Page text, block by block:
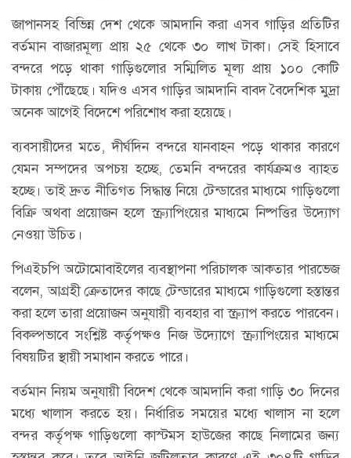
জাপানসহ বিভিন্ন দেশ থেকে আমদানি করা এসব গাড়ির প্রতিটির
বর্তমান বাজারমূল্য প্রায় ২৫ থেকে ৩০ লাখ টাকা। সেই হিসাবে
বন্দরে পড়ে থাকা গাড়িগুলোর সম্মিলিত মূল্য প্রায় ১০০ কোটি
টাকায় পৌঁছেছে। যদিও এসব গাড়ির আমদানি বাবদ বৈদেশিক মুদ্রা
অনেক আগেই বিদেশে পরিশোধ করা হয়েছে।
ব্যবসায়ীদের মতে, দীর্ঘদিন বন্দরে যানবাহন পড়ে থাকার কারণে
যেমন সম্পদের অপচয় হচ্ছে, তেমনি বন্দরের কার্যক্রমও ব্যাহত
হচ্ছে। তাই দ্রুত নীতিগত সিদ্ধান্ত নিয়ে টেন্ডারের মাধ্যমে গাড়িগুলো
বিক্রি অথবা প্রয়োজন হলে স্ক্র্যাপিংয়ের মাধ্যমে নিষ্পত্তির উদ্যোগ
নেওয়া উচিত।
পিএইচপি অটোমোবাইলের ব্যবস্থাপনা পরিচালক আকতার পারভেজ
বলেন, আগ্রহী ক্রেতাদের কাছে টেন্ডারের মাধ্যমে গাড়িগুলো হস্তান্তর
করা হলে তারা প্রয়োজন অনুযায়ী ব্যবহার বা স্ক্র্যাপ করতে পারবেন।
বিকল্পভাবে সংশ্লিষ্ট কর্তৃপক্ষও নিজ উদ্যোগে স্ক্র্যাপিংয়ের মাধ্যমে
বিষয়টির স্থায়ী সমাধান করতে পারে।
বর্তমান নিয়ম অনুযায়ী বিদেশ থেকে আমদানি করা গাড়ি ৩০ দিনের
মধ্যে খালাস করতে হয়। নির্ধারিত সময়ের মধ্যে খালাস না হলে
বন্দর কর্তৃপক্ষ গাড়িগুলো কাস্টমস হাউজের কাছে নিলামের জন্য